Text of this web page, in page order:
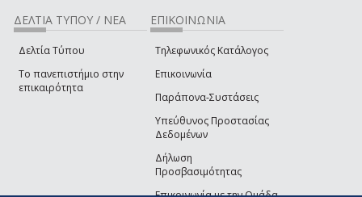
ΔΕΛΤΙΑ ΤΥΠΟΥ / ΝΕΑ
Δελτία Τύπου
Το πανεπιστήμιο στην
επικαιρότητα
ΕΠΙΚΟΙΝΩΝΙΑ
Τηλεφωνικός Κατάλογος
Επικοινωνία
Παράπονα-Συστάσεις
Υπεύθυνος Προστασίας
Δεδομένων
Δήλωση
Προσβασιμότητας